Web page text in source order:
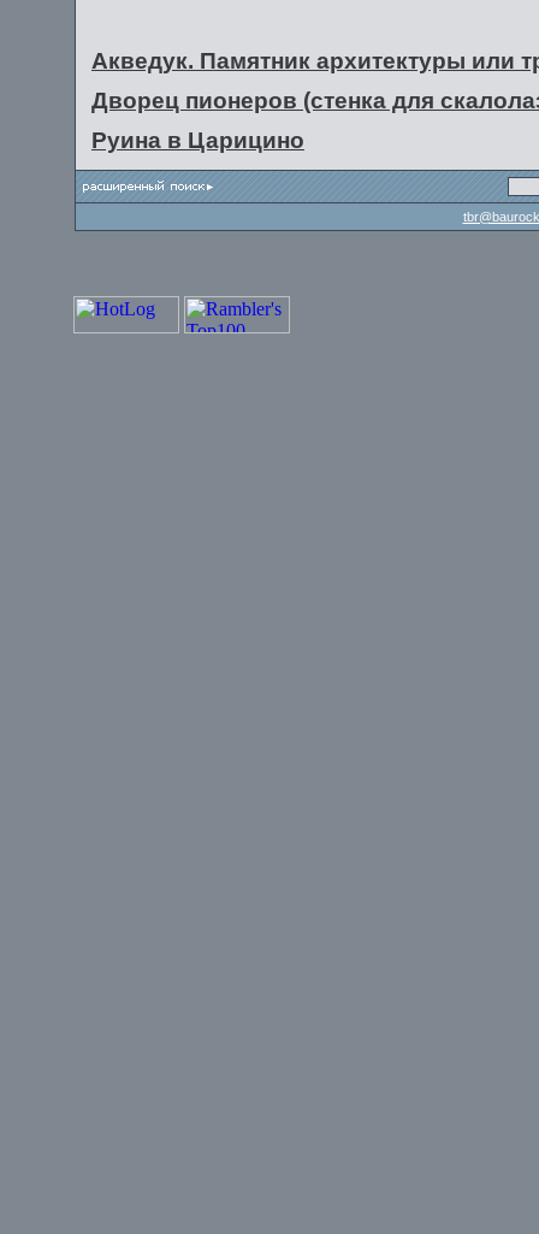
Акведук. Памятник архитектуры или
Дворец пионеров (стенка для
Руина в Царицино